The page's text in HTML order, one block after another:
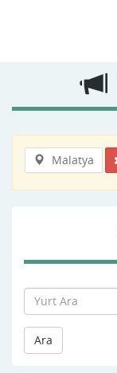
Malatya
Ara